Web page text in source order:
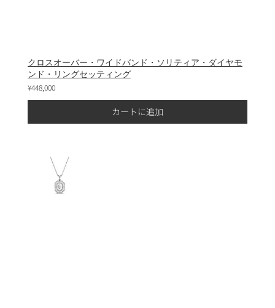
クロスオーバー・ワイドバンド・ソリティア・ダイヤモ
ンド・リングセッティング
¥448,000
カートに追加